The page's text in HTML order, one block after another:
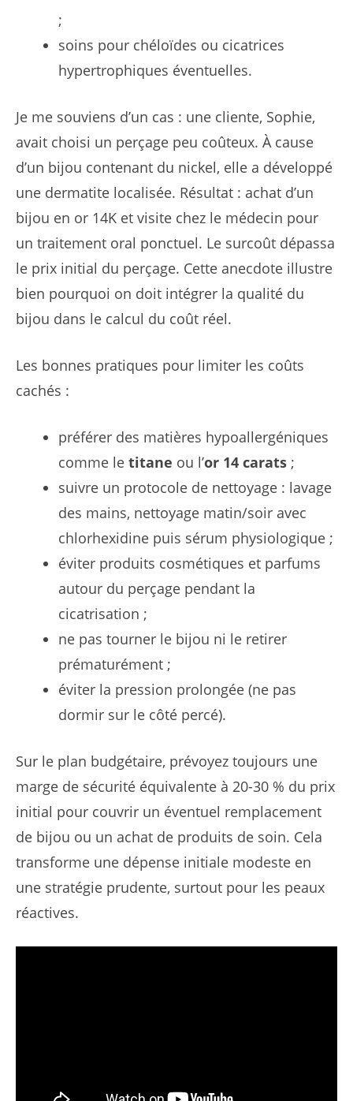
;
soins pour chéloïdes ou cicatrices
hypertrophiques éventuelles.
Je me souviens d’un cas : une cliente, Sophie,
avait choisi un perçage peu coûteux. À cause
d’un bijou contenant du nickel, elle a développé
une dermatite localisée. Résultat : achat d’un
bijou en or 14K et visite chez le médecin pour
un traitement oral ponctuel. Le surcoût dépassa
le prix initial du perçage. Cette anecdote illustre
bien pourquoi on doit intégrer la qualité du
bijou dans le calcul du coût réel.
Les bonnes pratiques pour limiter les coûts
cachés :
préférer des matières hypoallergéniques
comme le titane ou l’or 14 carats ;
suivre un protocole de nettoyage : lavage
des mains, nettoyage matin/soir avec
chlorhexidine puis sérum physiologique ;
éviter produits cosmétiques et parfums
autour du perçage pendant la
cicatrisation ;
ne pas tourner le bijou ni le retirer
prématurément ;
éviter la pression prolongée (ne pas
dormir sur le côté percé).
Sur le plan budgétaire, prévoyez toujours une
marge de sécurité équivalente à 20-30 % du prix
initial pour couvrir un éventuel remplacement
de bijou ou un achat de produits de soin. Cela
transforme une dépense initiale modeste en
une stratégie prudente, surtout pour les peaux
réactives.